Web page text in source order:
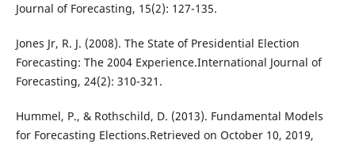
Journal of Forecasting, 15(2): 127-135.
Jones Jr, R. J. (2008). The State of Presidential Election
Forecasting: The 2004 Experience.International Journal of
Forecasting, 24(2): 310-321.
Hummel, P., & Rothschild, D. (2013). Fundamental Models
for Forecasting Elections.Retrieved on October 10, 2019,